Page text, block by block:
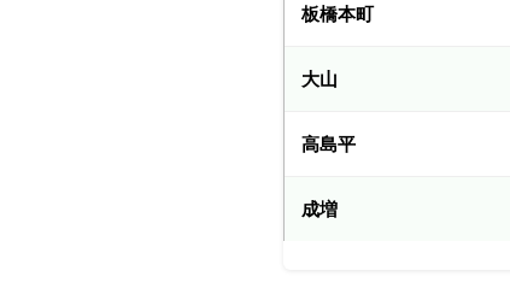
板橋本町
大山
高島平
成増